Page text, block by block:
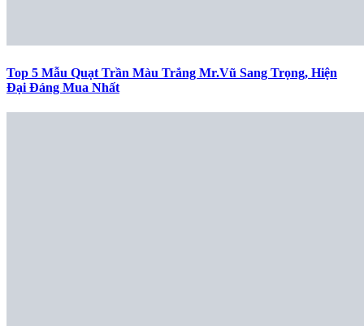
Top 5 Mẫu Quạt Trần Màu Trắng Mr.Vũ Sang Trọng, Hiện
Đại Đáng Mua Nhất